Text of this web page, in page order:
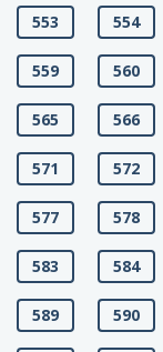
553 554
559 560
565 566
571 572
577 578
583 584
589 590